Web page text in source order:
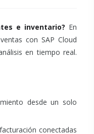
e inventario? En
con SAP Cloud
en tiempo real.
desde un solo
conectadas